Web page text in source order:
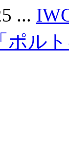
...
ポル